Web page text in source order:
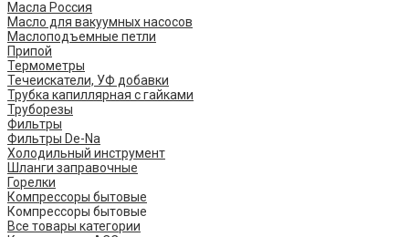
Масла Россия
Масло для вакуумных насосов
Маслоподъемные петли
Припой
Термометры
Течеискатели, УФ добавки
Трубка капиллярная с гайками
Труборезы
Фильтры
Фильтры De-Na
Холодильный инструмент
Шланги заправочные
Горелки
Компрессоры бытовые
Компрессоры бытовые
Все товары категории